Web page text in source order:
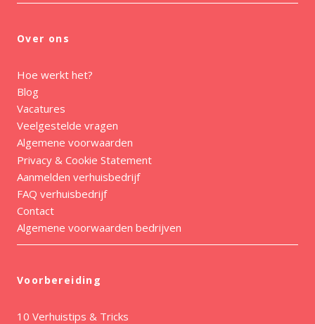
Over ons
Hoe werkt het?
Blog
Vacatures
Veelgestelde vragen
Algemene voorwaarden
Privacy & Cookie Statement
Aanmelden verhuisbedrijf
FAQ verhuisbedrijf
Contact
Algemene voorwaarden bedrijven
Voorbereiding
10 Verhuistips & Tricks